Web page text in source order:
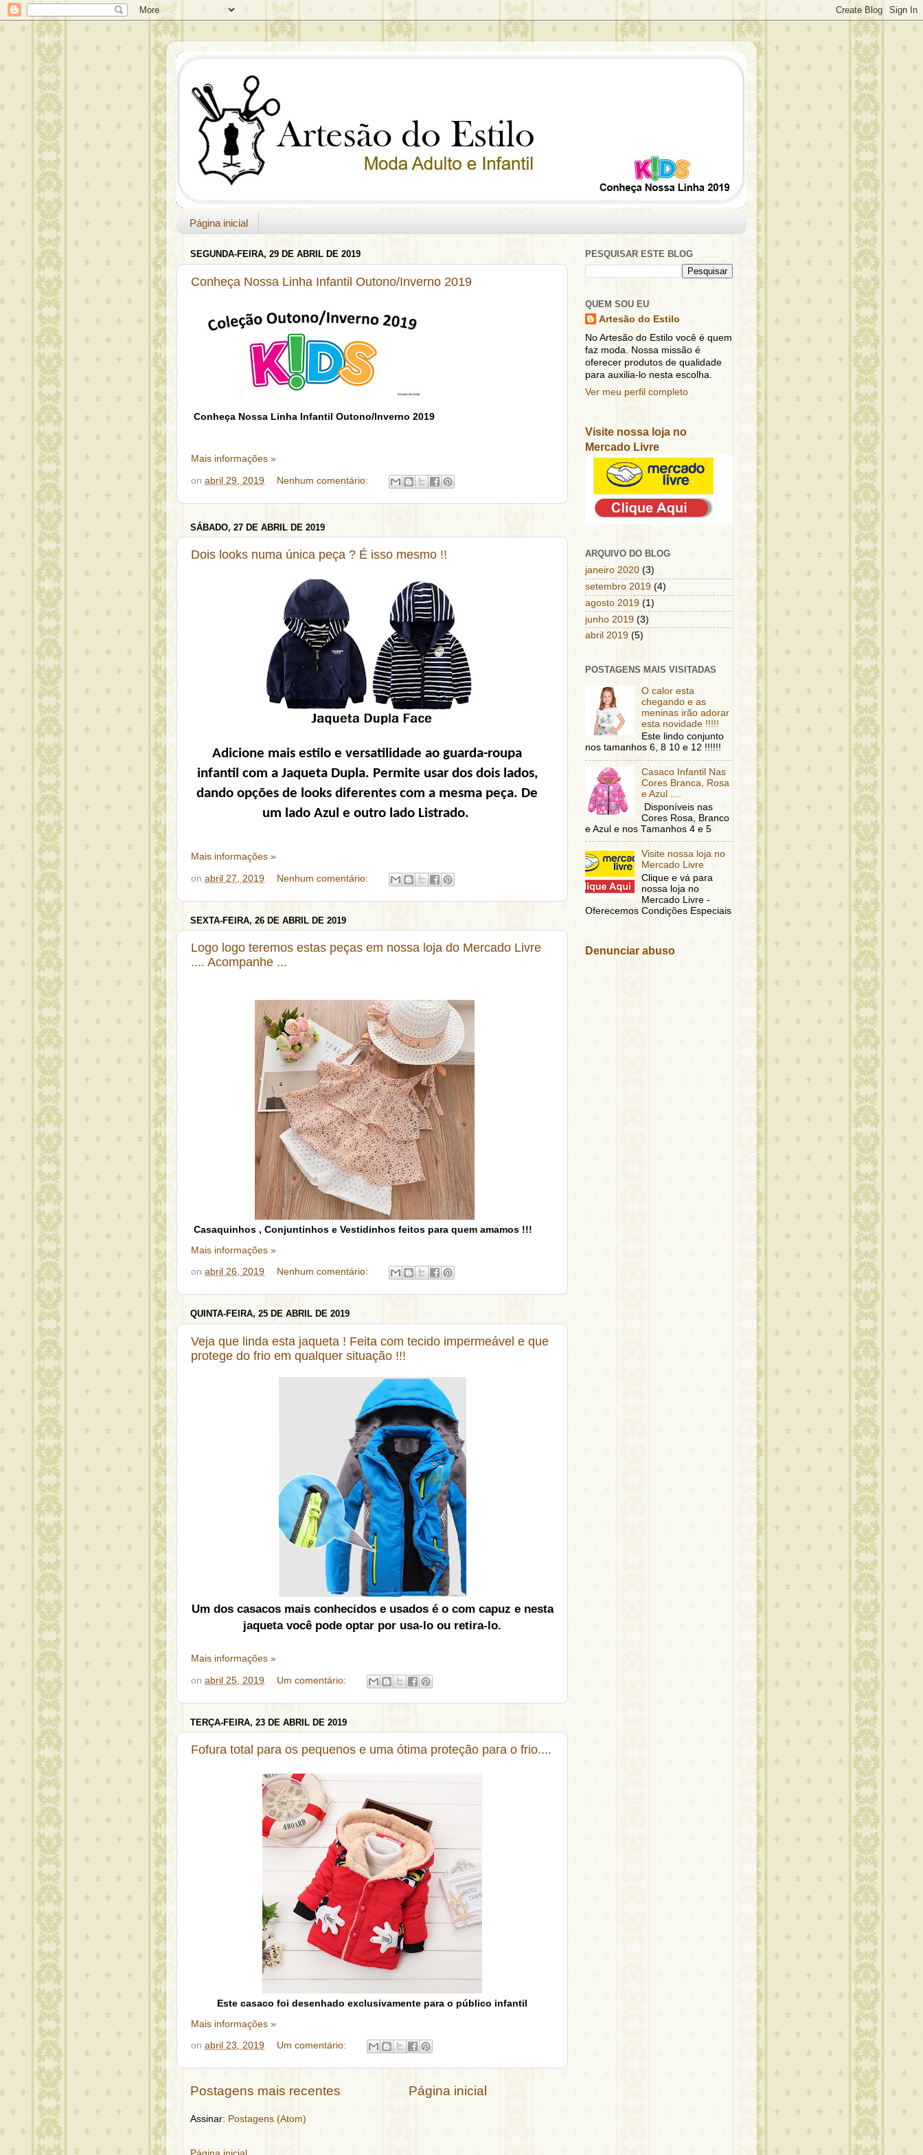
Página inicial
SEGUNDA-FEIRA, 29 DE ABRIL DE 2019
Conheça Nossa Linha Infantil Outono/Inverno 2019
Conheça Nossa Linha Infantil Outono/Inverno 2019
Mais informações »
on abril 29, 2019 Nenhum comentário:
SÁBADO, 27 DE ABRIL DE 2019
Dois looks numa única peça ? É isso mesmo !!
Adicione mais estilo e versatilidade ao guarda-roupa
infantil com a Jaqueta Dupla. Permite usar dos dois lados,
dando opções de looks diferentes com a mesma peça. De
um lado Azul e outro lado Listrado.
Mais informações »
on abril 27, 2019 Nenhum comentário:
SEXTA-FEIRA, 26 DE ABRIL DE 2019
Logo logo teremos estas peças em nossa loja do Mercado Livre
.... Acompanhe ...
Casaquinhos , Conjuntinhos e Vestidinhos feitos para quem amamos !!!
Mais informações »
on abril 26, 2019 Nenhum comentário:
QUINTA-FEIRA, 25 DE ABRIL DE 2019
Veja que linda esta jaqueta ! Feita com tecido impermeável e que
protege do frio em qualquer situação !!!
Um dos casacos mais conhecidos e usados é o com capuz e nesta
jaqueta você pode optar por usa-lo ou retira-lo.
Mais informações »
on abril 25, 2019 Um comentário:
TERÇA-FEIRA, 23 DE ABRIL DE 2019
Fofura total para os pequenos e uma ótima proteção para o frio....
Este casaco foi desenhado exclusivamente para o público infantil
Mais informações »
on abril 23, 2019 Um comentário:
Postagens mais recentes Página inicial
Assinar: Postagens (Atom)
PESQUISAR ESTE BLOG
QUEM SOU EU
Artesão do Estilo
No Artesão do Estilo você é quem
faz moda. Nossa missão é
oferecer produtos de qualidade
para auxilia-lo nesta escolha.
Ver meu perfil completo
Visite nossa loja no
Mercado Livre
ARQUIVO DO BLOG
janeiro 2020 (3)
setembro 2019 (4)
agosto 2019 (1)
junho 2019 (3)
abril 2019 (5)
POSTAGENS MAIS VISITADAS
O calor esta
chegando e as
meninas irão adorar
esta novidade !!!!!
Este lindo conjunto
nos tamanhos 6, 8 10 e 12 !!!!!!
Casaco Infantil Nas
Cores Branca, Rosa
e Azul ....
Disponíveis nas
Cores Rosa, Branco
e Azul e nos Tamanhos 4 e 5
Visite nossa loja no
Mercado Livre
Clique e vá para
nossa loja no
Mercado Livre -
Oferecemos Condições Especiais
Denunciar abuso